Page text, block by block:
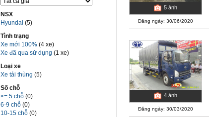
NSX
Hyundai(5)
Tình trạng
Xe mới 100% (4 xe)
Xe đã qua sử dụng (1 xe)
Loại xe
Xe tải thùng(5)
Số chỗ
<= 5 chỗ(0)
6-9 chỗ(0)
10-15 chỗ(0)
5 ảnh
Đăng ngày: 30/06/2020
4 ảnh
Đăng ngày: 30/03/2020